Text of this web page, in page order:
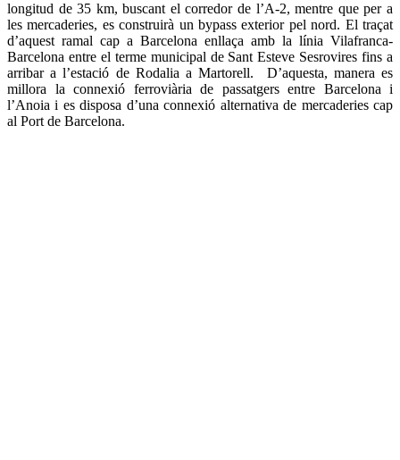
longitud de 35 km, buscant el corredor de l’A-2, mentre que per a
les mercaderies, es construirà un bypass exterior pel nord. El traçat
d’aquest ramal cap a Barcelona enllaça amb la línia Vilafranca-
Barcelona entre el terme municipal de Sant Esteve Sesrovires fins a
arribar a l’estació de Rodalia a Martorell. D’aquesta, manera es
millora la connexió ferroviària de passatgers entre Barcelona i
l’Anoia i es disposa d’una connexió alternativa de mercaderies cap
al Port de Barcelona.